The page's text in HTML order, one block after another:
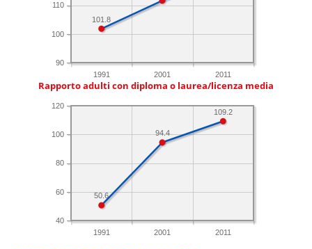
1991 2001 2011
90
100
110
101.8
Rapporto adulti con diploma o laurea/licenza media
1991 2001 2011
40
60
80
100
120
109.2
94.4
50.6